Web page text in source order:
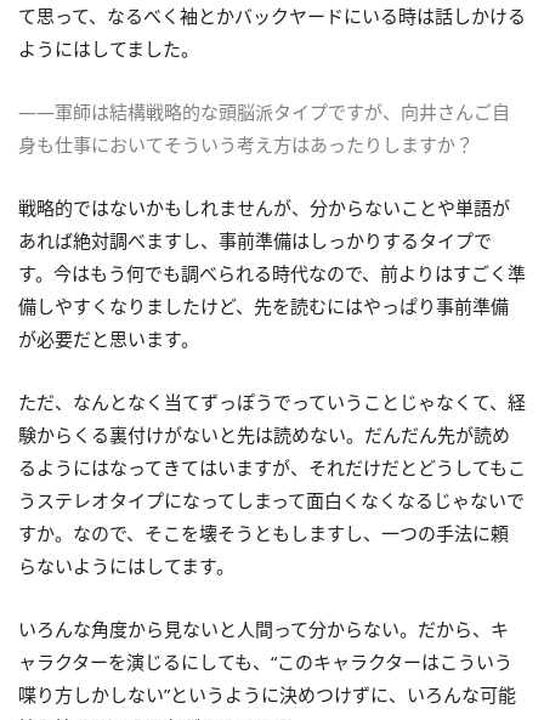
て思って、なるべく袖とかバックヤードにいる時は話しかける
ようにはしてました。
――軍師は結構戦略的な頭脳派タイプですが、向井さんご自
身も仕事においてそういう考え方はあったりしますか？
戦略的ではないかもしれませんが、分からないことや単語が
あれば絶対調べますし、事前準備はしっかりするタイプで
す。今はもう何でも調べられる時代なので、前よりはすごく準
備しやすくなりましたけど、先を読むにはやっぱり事前準備
が必要だと思います。
ただ、なんとなく当てずっぽうでっていうことじゃなくて、経
験からくる裏付けがないと先は読めない。だんだん先が読め
るようにはなってきてはいますが、それだけだとどうしてもこ
うステレオタイプになってしまって面白くなくなるじゃないで
すか。なので、そこを壊そうともしますし、一つの手法に頼
らないようにはしてます。
いろんな角度から見ないと人間って分からない。だから、キ
ャラクターを演じるにしても、“このキャラクターはこういう
喋り方しかしない”というように決めつけずに、いろんな可能